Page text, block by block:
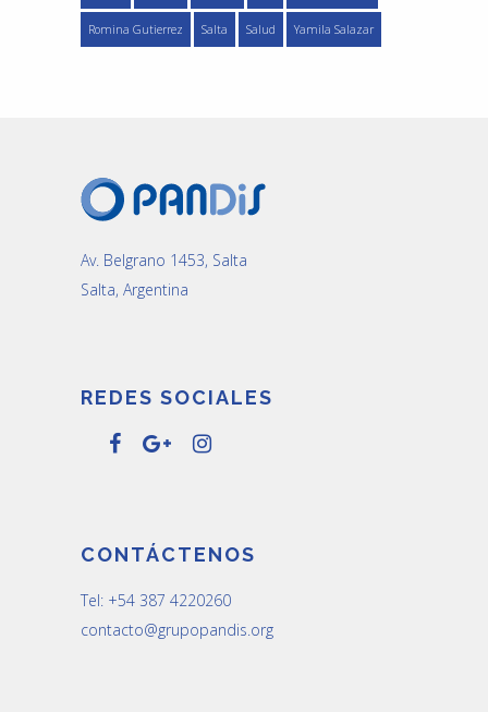
Romina Gutierrez Salta Salud Yamila Salazar
Av. Belgrano 1453, Salta
Salta, Argentina
REDES SOCIALES
CONTÁCTENOS
Tel: +54 387 4220260
contacto@grupopandis.org